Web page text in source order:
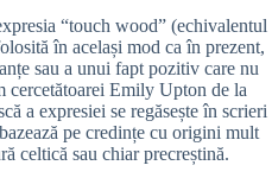
“touch wood” (echivalentul
în același mod ca în prezent,
sau a unui fapt pozitiv care nu
cercetătoarei Emily Upton de la
a expresiei se regăsește în scrieri
pe credințe cu origini mult
celtică sau chiar precreștină.